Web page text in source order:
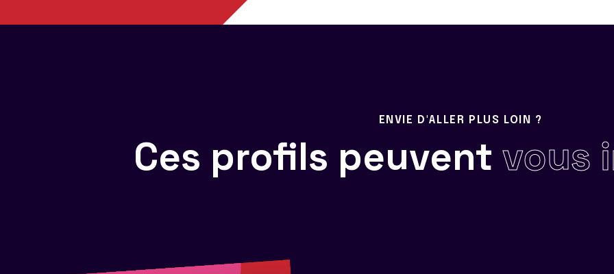
ENVIE D'ALLER PLUS LOIN ?
Ces profils peuvent vous